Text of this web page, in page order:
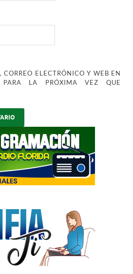
ELECTRÓNICO Y WEB EN
PARA LA PRÓXIMA VEZ QUE